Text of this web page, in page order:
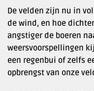
De velden zijn nu in
de wind, en hoe
angstiger de boeren
weersvoorspellingen
een regenbui of zelfs
opbrengst van onze